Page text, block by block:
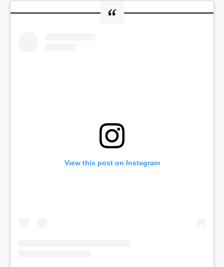
View this post on Instagram